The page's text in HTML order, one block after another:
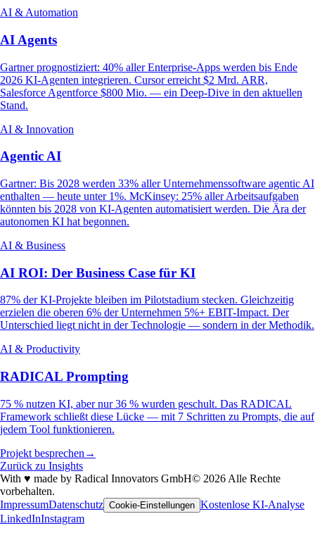
AI & Automation
AI Agents
Gartner prognostiziert: 40% aller Enterprise-Apps werden bis Ende
2026 KI-Agenten integrieren. Cursor erreicht $2 Mrd. ARR,
Salesforce Agentforce $800 Mio. — ein Deep-Dive in den aktuellen
Stand.
AI & Innovation
Agentic AI
Gartner: Bis 2028 werden 33% aller Unternehmenssoftware agentic AI
enthalten — heute unter 1%. McKinsey: 25% aller Arbeitsaufgaben
könnten bis 2028 von KI-Agenten automatisiert werden. Die Ära der
autonomen KI hat begonnen.
AI & Business
AI ROI: Der Business Case für KI
87% der KI-Projekte bleiben im Pilotstadium stecken. Gleichzeitig
erzielen die oberen 6% der Unternehmen 5%+ EBIT-Impact. Der
Unterschied liegt nicht in der Technologie — sondern in der Methodik.
AI & Productivity
RADICAL Prompting
75 % nutzen KI, aber nur 36 % wurden geschult. Das RADICAL
Framework schließt diese Lücke — mit 7 Schritten zu Prompts, die auf
jedem Tool funktionieren.
Projekt besprechen →
Zurück zu Insights
With ♥ made by Radical Innovators GmbH© 2026 Alle Rechte
vorbehalten.
ImpressumDatenschutz Cookie-Einstellungen Kostenlose KI-Analyse
LinkedInInstagram